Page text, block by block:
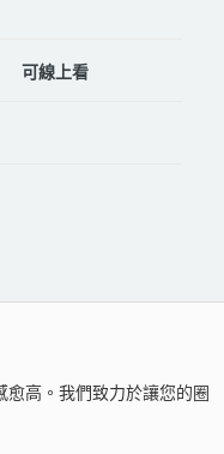
可線上看
高。我們致力於讓您的圈